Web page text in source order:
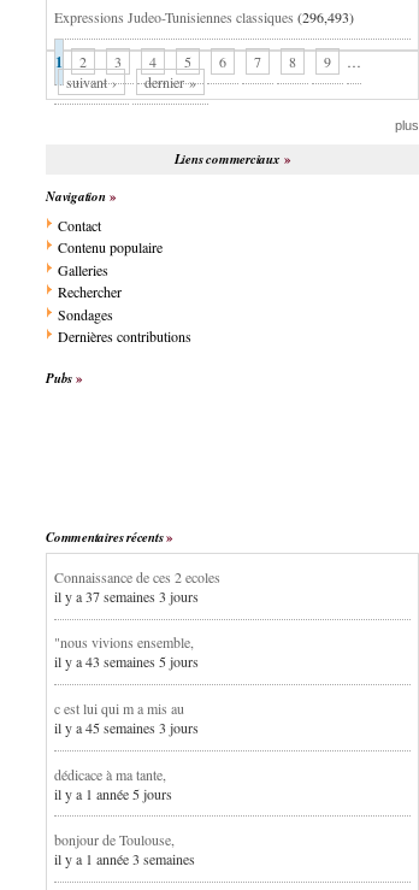
Expressions Judeo-Tunisiennes classiques (296,493)
1 2 3 4 5 6 7 8 9
…
suivant ›
dernier »
plus
Liens commerciaux
Navigation
Contact
Contenu populaire
Galleries
Rechercher
Sondages
Dernières contributions
Pubs
Commentaires récents
Connaissance de ces 2 ecoles
il y a 37 semaines 3 jours
"nous vivions ensemble,
il y a 43 semaines 5 jours
c est lui qui m a mis au
il y a 45 semaines 3 jours
dédicace à ma tante,
il y a 1 année 5 jours
bonjour de Toulouse,
il y a 1 année 3 semaines